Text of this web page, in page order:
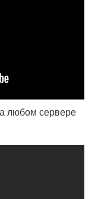
любом сервере